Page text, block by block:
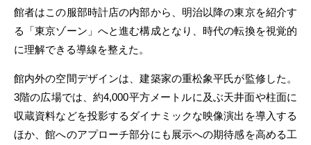
館者はこの服部時計店の内部から、明治以降の東京を紹介す
る「東京ゾーン」へと進む構成となり、時代の転換を視覚的
に理解できる導線を整えた。
館内外の空間デザインは、建築家の重松象平氏が監修した。
3階の広場では、約4,000平方メートルに及ぶ天井面や柱面に
収蔵資料などを投影するダイナミックな映像演出を導入する
ほか、館へのアプローチ部分にも展示への期待感を高める工